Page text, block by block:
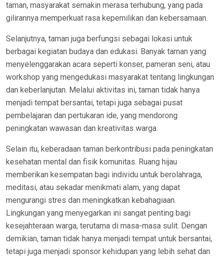
taman, masyarakat semakin merasa terhubung, yang pada
gilirannya memperkuat rasa kepemilikan dan kebersamaan.
Selanjutnya, taman juga berfungsi sebagai lokasi untuk
berbagai kegiatan budaya dan edukasi. Banyak taman yang
menyelenggarakan acara seperti konser, pameran seni, atau
workshop yang mengedukasi masyarakat tentang lingkungan
dan keberlanjutan. Melalui aktivitas ini, taman tidak hanya
menjadi tempat bersantai, tetapi juga sebagai pusat
pembelajaran dan pertukaran ide, yang mendorong
peningkatan wawasan dan kreativitas warga.
Selain itu, keberadaan taman berkontribusi pada peningkatan
kesehatan mental dan fisik komunitas. Ruang hijau
memberikan kesempatan bagi individu untuk berolahraga,
meditasi, atau sekadar menikmati alam, yang dapat
mengurangi stres dan meningkatkan kebahagiaan.
Lingkungan yang menyegarkan ini sangat penting bagi
kesejahteraan warga, terutama di masa-masa sulit. Dengan
demikian, taman tidak hanya menjadi tempat untuk bersantai,
tetapi juga menjadi sponsor kehidupan yang lebih sehat dan